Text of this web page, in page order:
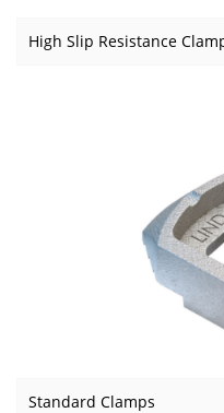
High Slip Resistance
Standard Clamps